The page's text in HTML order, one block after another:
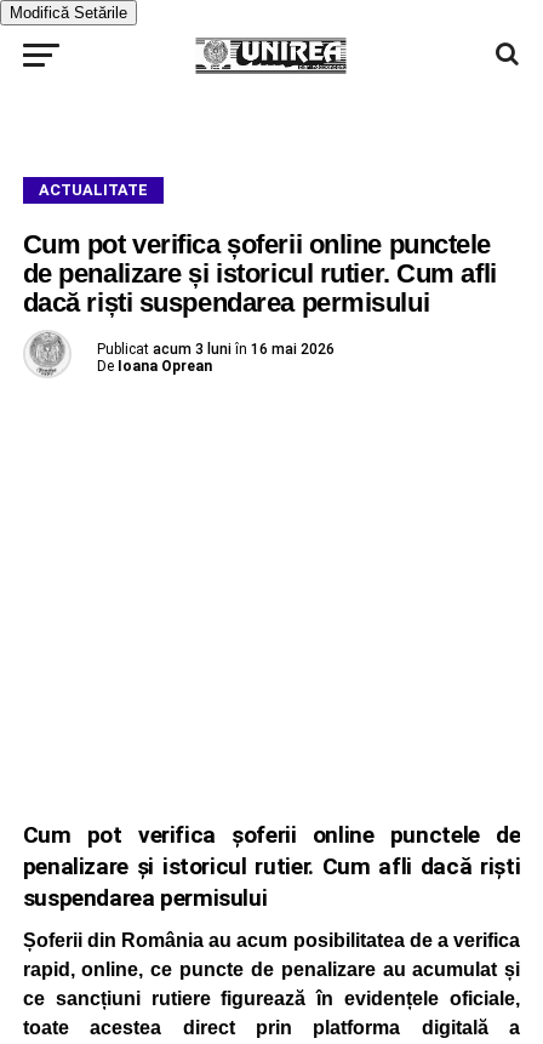
Modifică Setările
ACTUALITATE
Cum pot verifica șoferii online punctele
de penalizare și istoricul rutier. Cum afli
dacă riști suspendarea permisului
Publicat acum 3 luni în 16 mai 2026
De Ioana Oprean
Cum pot verifica șoferii online punctele de
penalizare și istoricul rutier. Cum afli dacă riști
suspendarea permisului
Șoferii din România au acum posibilitatea de a verifica
rapid, online, ce puncte de penalizare au acumulat și
ce sancțiuni rutiere figurează în evidențele oficiale,
toate acestea direct prin platforma digitală a